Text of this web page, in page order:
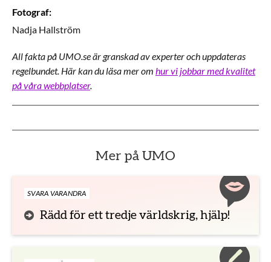
Fotograf:
Nadja Hallström
All fakta på UMO.se är granskad av experter och uppdateras
regelbundet. Här kan du läsa mer om hur vi jobbar med kvalitet
på våra webbplatser.
Mer på UMO
SVARA VARANDRA
Rädd för ett tredje världskrig, hjälp!